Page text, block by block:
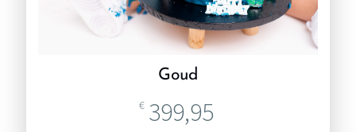
Goud
€ 399,95